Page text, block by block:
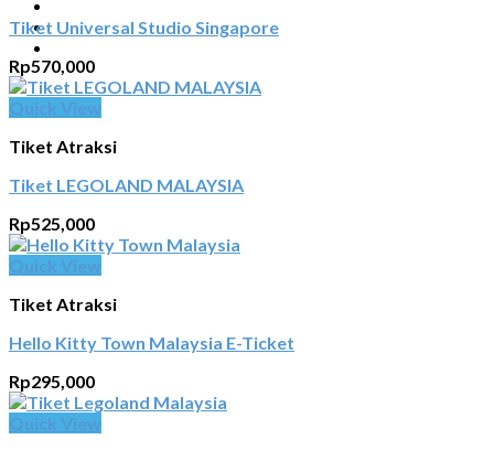
ARTIKEL
Tiket Universal Studio Singapore
Rp570,000
Tiket Atraksi
Tiket LEGOLAND MALAYSIA
Rp525,000
Tiket Atraksi
Hello Kitty Town Malaysia E-Ticket
Rp295,000